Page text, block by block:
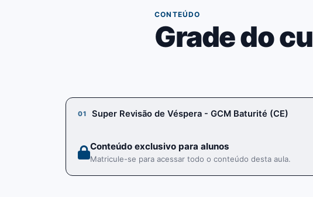
CONTEÚDO
Grade do
01 Super Revisão de Véspera - GCM Baturité (CE)
Conteúdo exclusivo para alunos
Matricule-se para acessar todo o conteúdo desta aula.